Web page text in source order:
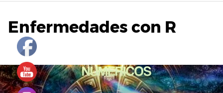
Enfermedades con R